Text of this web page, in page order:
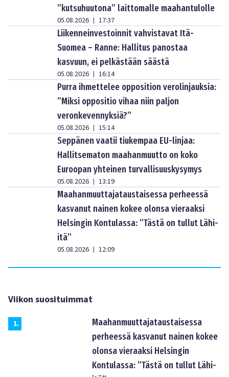
”kutsuhuutona” laittomalle maahantulolle
05.08.2026 | 17:37
Liikenneinvestoinnit vahvistavat Itä-
Suomea – Ranne: Hallitus panostaa
kasvuun, ei pelkästään säästä
05.08.2026 | 16:14
Purra ihmettelee opposition verolinjauksia:
”Miksi oppositio vihaa niin paljon
veronkevennyksiä?”
05.08.2026 | 15:14
Seppänen vaatii tiukempaa EU-linjaa:
Hallitsematon maahanmuutto on koko
Euroopan yhteinen turvallisuuskysymys
05.08.2026 | 13:19
Maahanmuuttajataustaisessa perheessä
kasvanut nainen kokee olonsa vieraaksi
Helsingin Kontulassa: ”Tästä on tullut Lähi-
itä”
05.08.2026 | 12:09
Viikon suosituimmat
1.
Maahanmuuttajataustaisessa
perheessä kasvanut nainen kokee
olonsa vieraaksi Helsingin
Kontulassa: ”Tästä on tullut Lähi-